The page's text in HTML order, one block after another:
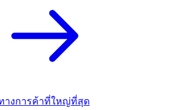
างการค้าที่ใหญ่ที่สุด